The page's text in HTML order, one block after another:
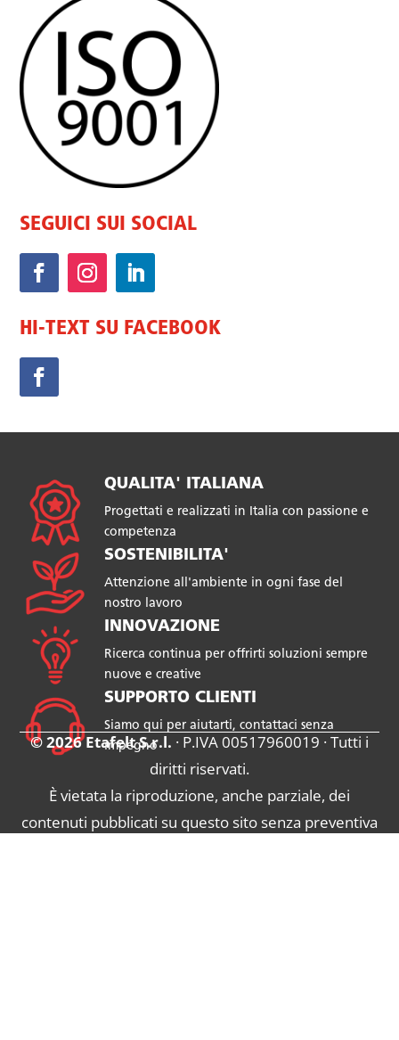
SEGUICI SUI SOCIAL
HI-TEXT SU FACEBOOK
QUALITA' ITALIANA
Progettati e realizzati in Italia con passione e
competenza
SOSTENIBILITA'
Attenzione all'ambiente in ogni fase del
nostro lavoro
INNOVAZIONE
Ricerca continua per offrirti soluzioni sempre
nuove e creative
SUPPORTO CLIENTI
Siamo qui per aiutarti, contattaci senza
impegno
© 2026 Etafelt S.r.l. · P.IVA 00517960019 · Tutti i
diritti riservati.
È vietata la riproduzione, anche parziale, dei
contenuti pubblicati su questo sito senza preventiva